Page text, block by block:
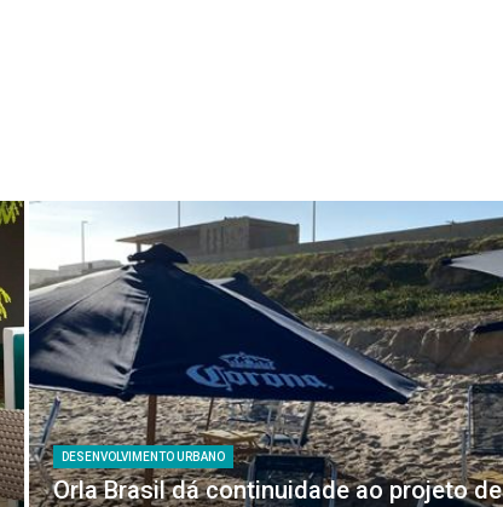
DESENVOLVIMENTO URBANO
Orla Brasil dá continuidade ao projeto de